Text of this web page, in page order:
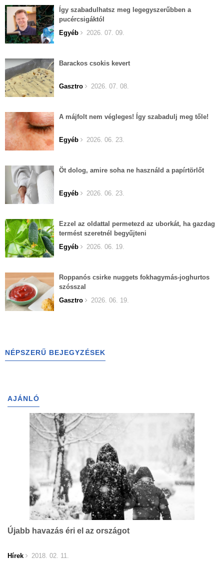
Így szabadulhatsz meg legegyszerűbben a
pucércsigáktól
Egyéb
2026. 07. 09.
Barackos csokis kevert
Gasztro 2026. 07. 08.
A májfolt nem végleges! Így szabadulj meg tőle!
Egyéb 2026. 06. 23.
Öt dolog, amire soha ne használd a papírtörlőt
Egyéb 2026. 06. 23.
Ezzel az oldattal permetezd az uborkát, ha gazdag
termést szeretnél begyűjteni
Egyéb
2026. 06. 19.
Roppanós csirke nuggets fokhagymás-joghurtos
szósszal
Gasztro
2026. 06. 19.
NÉPSZERŰ BEJEGYZÉSEK
AJÁNLÓ
Újabb havazás éri el az országot
Hírek 2018. 02. 11.